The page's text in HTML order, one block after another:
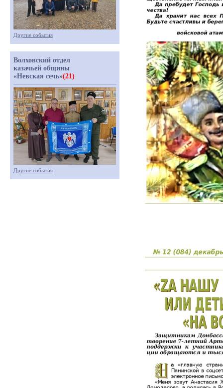
Другие события
Волховский отдел
казачьей общины
«Невская сечь»(21)
Другие события